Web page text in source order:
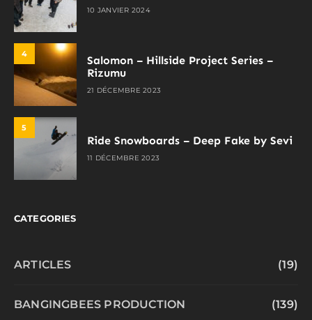
10 JANVIER 2024
4
Salomon – Hillside Project Series –
Rizumu
21 DÉCEMBRE 2023
5
Ride Snowboards – Deep Fake by Sevi
11 DÉCEMBRE 2023
CATEGORIES
ARTICLES (19)
BANGINGBEES PRODUCTION (139)